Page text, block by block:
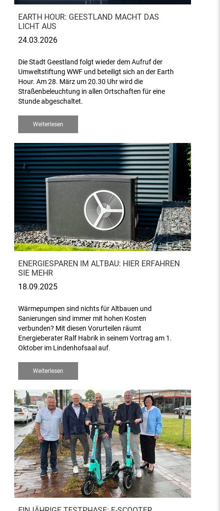
EARTH HOUR: GEESTLAND MACHT DAS
LICHT AUS
24.03.2026
Die Stadt Geestland folgt wieder dem Aufruf der
Umweltstiftung WWF und beteiligt sich an der Earth
Hour. Am 28. März um 20.30 Uhr wird die
Straßenbeleuchtung in allen Ortschaften für eine
Stunde abgeschaltet.
Weiterlesen
ENERGIESPAREN IM ALTBAU: HIER ERFAHREN
SIE MEHR
18.09.2025
Wärmepumpen sind nichts für Altbauen und
Sanierungen sind immer mit hohen Kosten
verbunden? Mit diesen Vorurteilen räumt
Energieberater Ralf Habrik in seinem Vortrag am 1.
Oktober im Lindenhofsaal auf.
Weiterlesen